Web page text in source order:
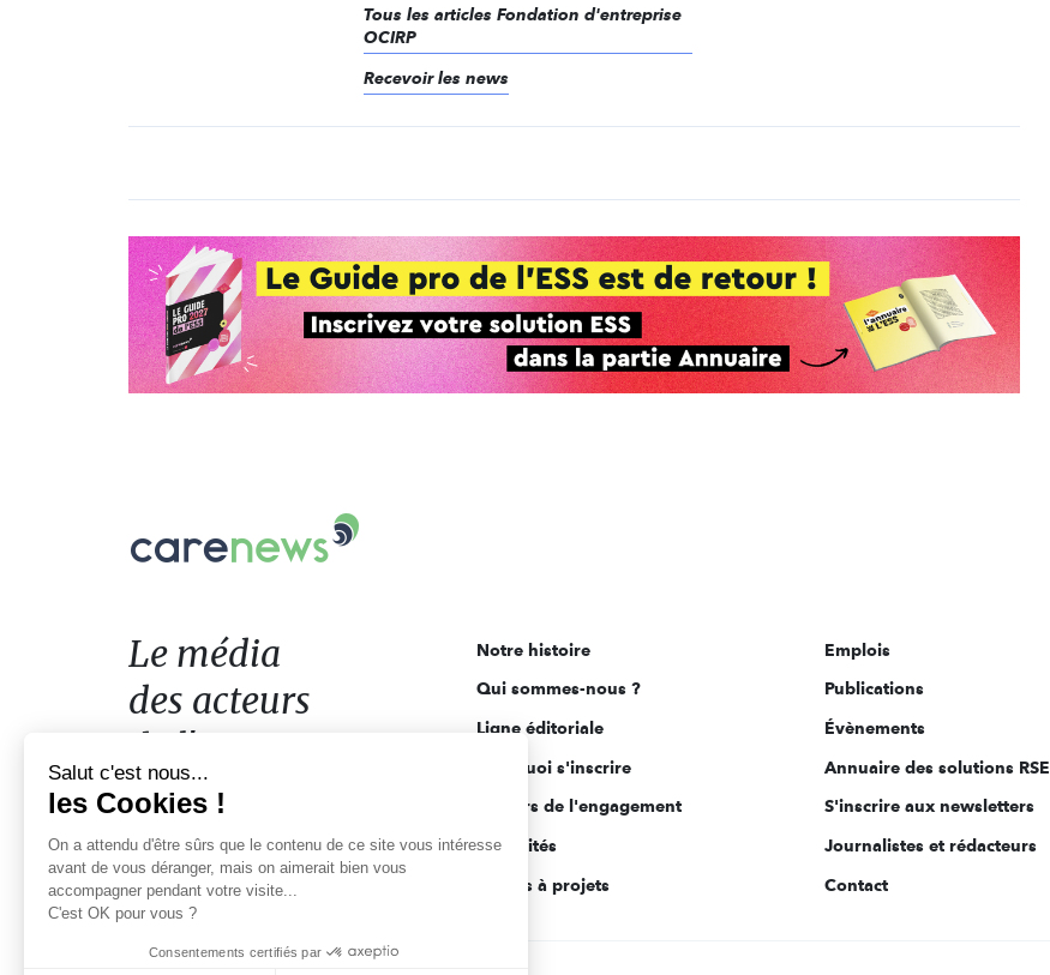
Tous les articles Fondation d'entreprise
OCIRP
Recevoir les news
Le
acteurs
de
l'engagement
Le média
des acteurs
de l'engagement
Notre histoire
Qui sommes-nous ?
Ligne éditoriale
Pourquoi s'inscrire
Acteurs de l'engagement
Actualités
Appels à projets
Emplois
Publications
Évènements
Annuaire des solutions RSE
S'inscrire aux newsletters
Journalistes et rédacteurs
Contact
Salut c'est nous...
les Cookies !
On a attendu d'être sûrs que le contenu de ce site vous intéresse
avant de vous déranger, mais on aimerait bien vous
accompagner pendant votre visite...
C'est OK pour vous ?
Consentements certifiés par